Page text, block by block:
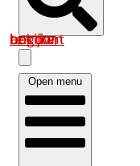
Log in om uw account te bekijken
Open menu